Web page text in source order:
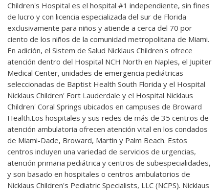
Children's Hospital es el hospital #1 independiente, sin fines
de lucro y con licencia especializada del sur de Florida
exclusivamente para niños y atiende a cerca del 70 por
ciento de los niños de la comunidad metropolitana de Miami.
En adición, el Sistem de Salud Nicklaus Children's ofrece
atención dentro del Hospital NCH North en Naples, el Jupiter
Medical Center, unidades de emergencia pediátricas
seleccionadas de Baptist Health South Florida y el Hospital
Nicklaus Children' Fort Lauderdale y el Hospital Nicklaus
Children' Coral Springs ubicados en campuses de Broward
Health.Los hospitales y sus redes de más de 35 centros de
atención ambulatoria ofrecen atención vital en los condados
de Miami-Dade, Broward, Martin y Palm Beach. Estos
centros incluyen una variedad de servicios de urgencias,
atención primaria pediátrica y centros de subespecialidades,
y son basado en hospitales o centros ambulatorios de
Nicklaus Children's Pediatric Specialists, LLC (NCPS). Nicklaus